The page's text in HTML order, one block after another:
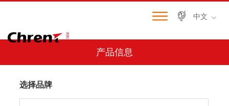
中文
产品信息
选择品牌